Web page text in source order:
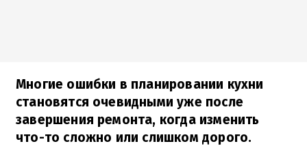
Многие ошибки в планировании кухни
становятся очевидными уже после
завершения ремонта, когда изменить
что-то сложно или слишком дорого.